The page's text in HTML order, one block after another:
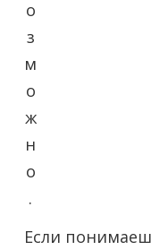
о
з
м
о
ж
н
о
.
Если